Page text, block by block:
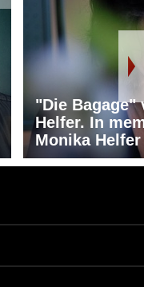
"Die Bagage"
Helfer. In
Monika Helfer